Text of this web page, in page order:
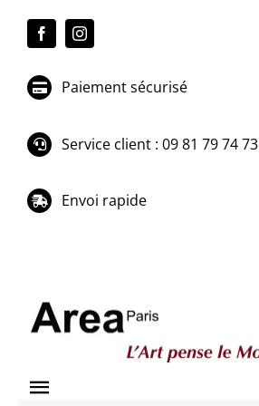
Paiement sécurisé
Service client : 09 81 79 74 73
Envoi rapide